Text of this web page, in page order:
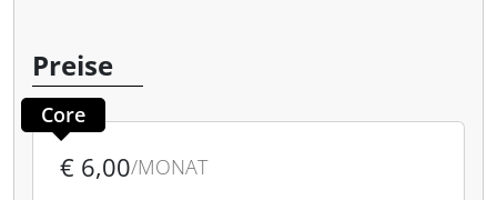
Preise
Core
€ 6,00/MONAT